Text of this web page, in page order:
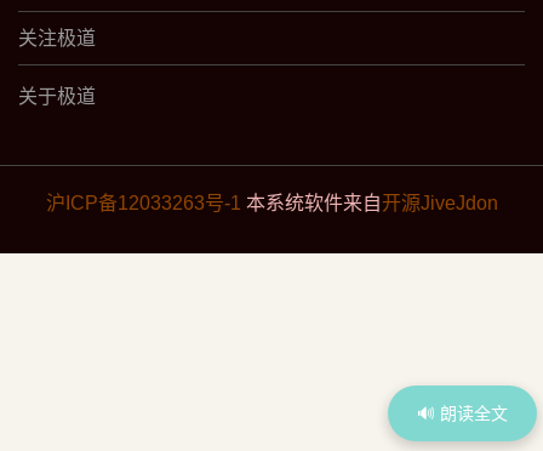
关注极道
关于极道
沪ICP备12033263号-1 本系统软件来自开源JiveJdon
🔊 朗读全文